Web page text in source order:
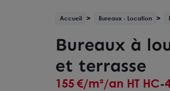
Accueil Bureaux - Location
Bureaux à
et terrasse
155€/m²/an HT HC-